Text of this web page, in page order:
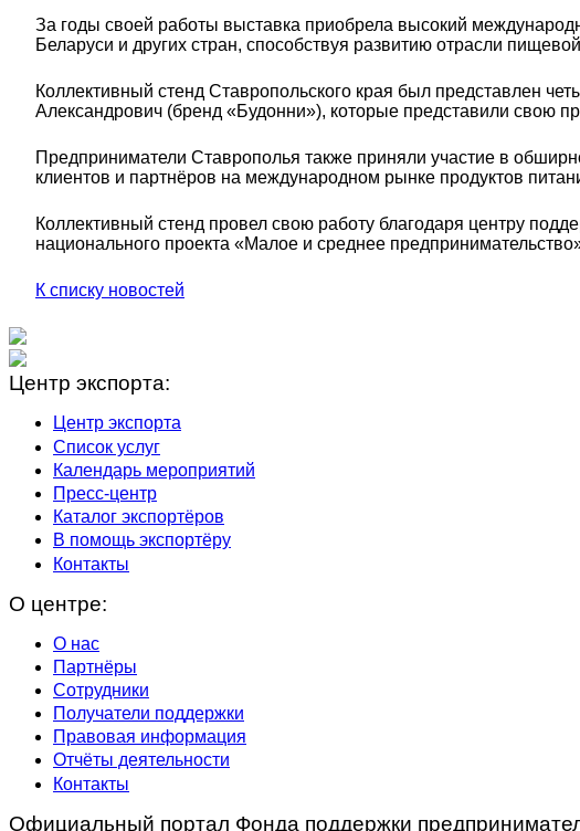
За годы своей работы выставка приобрела высокий
Беларуси и других стран, способствуя развитию отрасли
Коллективный стенд Ставропольского края был представлен
Александрович (бренд «Будонни»), которые представили свою
Предприниматели Ставрополья также приняли участие в
клиентов и партнёров на международном рынке продуктов
Коллективный стенд провел свою работу благодаря центру
национального проекта «Малое и среднее
К списку новостей
Центр экспорта:
Центр экспорта
Список услуг
Календарь мероприятий
Пресс-центр
Каталог экспортёров
В помощь экспортёру
Контакты
О центре:
О нас
Партнёры
Сотрудники
Получатели поддержки
Правовая информация
Отчёты деятельности
Контакты
Официальный портал Фонда поддержки